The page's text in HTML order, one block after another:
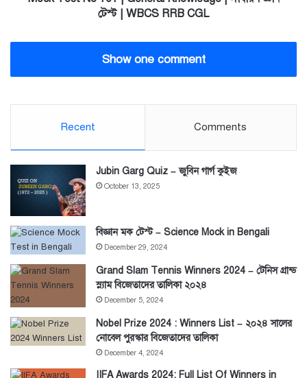
WBCS
টেস্ট | WBCS RRB CGL
Show one comment
Recent Comments
Jubin Garg Quiz – জুবিন গার্গ কুইজ
October 13, 2025
বিজ্ঞান মক টেস্ট – Science Mock in Bengali
December 29, 2024
Grand Slam Tennis Winners 2024 – টেনিস গ্রান্ড
স্ল্যাম বিজেতাদের তালিকা ২০২৪
December 5, 2024
Nobel Prize 2024 : Winners List – ২০২৪ সালের
নোবেল পুরস্কার বিজেতাদের তালিকা
December 4, 2024
IIFA Awards 2024: Full List Of Winners in